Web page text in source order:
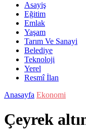
Asayiş
Eğitim
Emlak
Yaşam
Tarım Ve Sanayi
Belediye
Teknoloji
Yerel
Resmî İlan
Anasayfa Ekonomi
Çeyrek